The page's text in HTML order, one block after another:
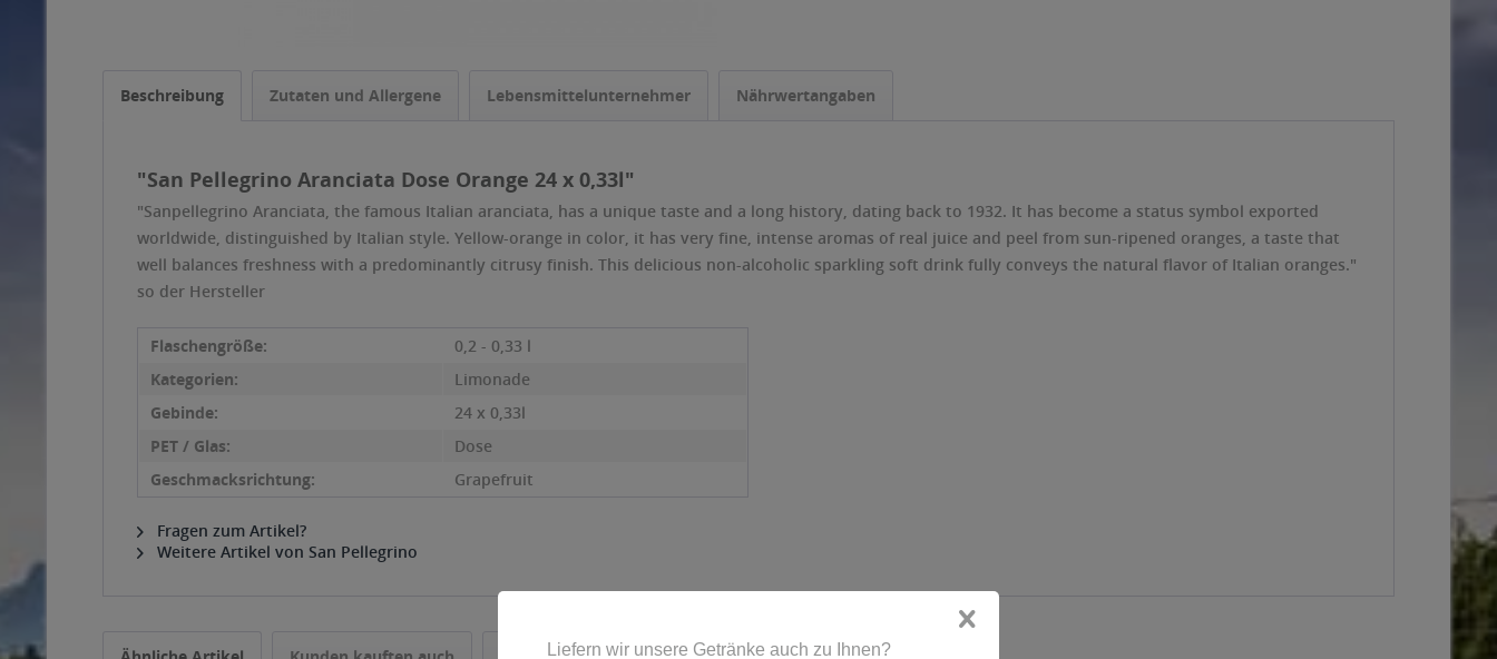
Beschreibung Zutaten und Allergene Lebensmittelunternehmer Nährwertangaben
"San Pellegrino Aranciata Dose Orange 24 x 0,33l"
"Sanpellegrino Aranciata, the famous Italian aranciata, has a unique taste and a long history, dating back to 1932. It has become a status symbol exported
worldwide, distinguished by Italian style. Yellow-orange in color, it has very fine, intense aromas of real juice and peel from sun-ripened oranges, a taste that
well balances freshness with a predominantly citrusy finish. This delicious non-alcoholic sparkling soft drink fully conveys the natural flavor of Italian oranges."
so der Hersteller
Flaschengröße:
0,2 - 0,33 l
Kategorien:
Limonade
Gebinde:
24 x 0,33l
PET / Glas:
Dose
Geschmacksrichtung:
Grapefruit
Fragen zum Artikel?
Weitere Artikel von San Pellegrino